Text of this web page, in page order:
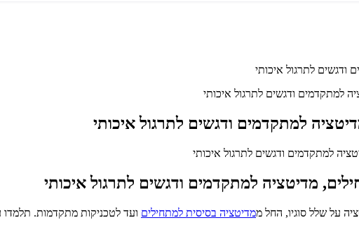
ודגשים לתרגול איכותי
למתקדמים ודגשים לתרגול איכותי
למתקדמים ודגשים לתרגול איכותי
מדיטציה למתקדמים ודגשים לתרגול איכותי
מדיטציה בסיסית למתחילים ועד לטכניקות מתקדמות. תלמדו